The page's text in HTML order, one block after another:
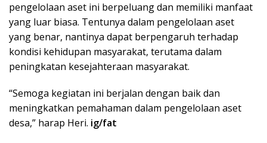
pengelolaan aset ini berpeluang dan memiliki manfaat
yang luar biasa. Tentunya dalam pengelolaan aset
yang benar, nantinya dapat berpengaruh terhadap
kondisi kehidupan masyarakat, terutama dalam
peningkatan kesejahteraan masyarakat.
“Semoga kegiatan ini berjalan dengan baik dan
meningkatkan pemahaman dalam pengelolaan aset
desa,” harap Heri. ig/fat